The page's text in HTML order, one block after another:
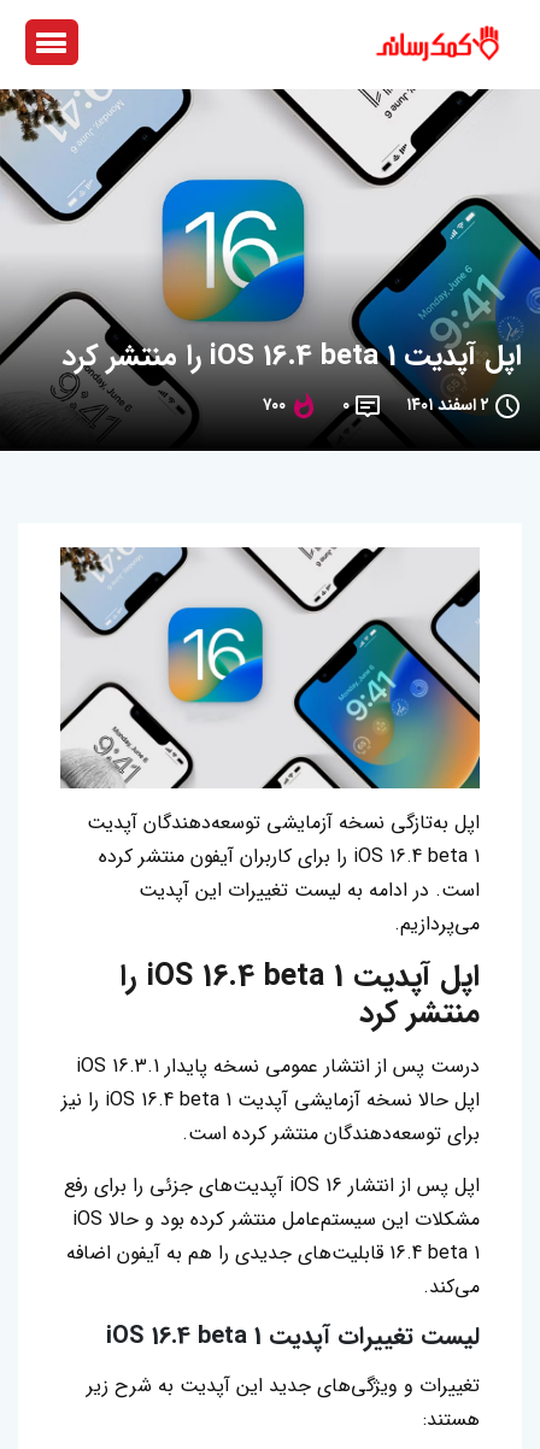
اپل آپدیت iOS 16.4 beta 1 را منتشر کرد
۲ اسفند ۱۴۰۱ ۰ ۷۰۰
اپل به‌تازگی نسخه آزمایشی توسعه‌دهندگان آپدیت
iOS 16.4 beta 1 را برای کاربران آیفون منتشر کرده
است. در ادامه به لیست تغییرات این آپدیت
می‌پردازیم.
اپل آپدیت iOS 16.4 beta 1 را
منتشر کرد
درست پس از انتشار عمومی نسخه پایدار iOS 16.3.1
اپل حالا نسخه آزمایشی آپدیت iOS 16.4 beta 1 را نیز
برای توسعه‌دهندگان منتشر کرده است.
اپل پس از انتشار iOS 16 آپدیت‌های جزئی را برای رفع
مشکلات این سیستم‌عامل منتشر کرده بود و حالا iOS
16.4 beta 1 قابلیت‌های جدیدی را هم به آیفون اضافه
می‌کند.
لیست تغییرات آپدیت iOS 16.4 beta 1
تغییرات و ویژگی‌های جدید این آپدیت به شرح زیر
هستند: